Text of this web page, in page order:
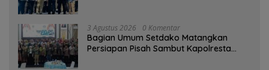
3 Agustus 2026 0 Komentar
Bagian Umum Setdako Matangkan
Persiapan Pisah Sambut Kapolresta